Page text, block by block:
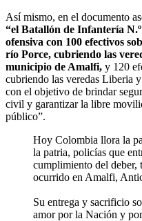
Así mismo, en el documento
“el Batallón de Infantería
ofensiva con 100 efectivos
río Porce, cubriendo las
municipio de Amalfi, y 120
cubriendo las veredas Liberia
con el objetivo de brindar
civil y garantizar la libre
público”.
Hoy Colombia llora la
la patria, policías que
cumplimiento del deber,
ocurrido en Amalfi,
Su entrega y sacrificio
amor por la Nación y